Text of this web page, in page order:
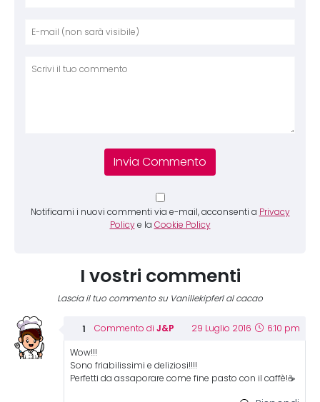
Notificami i nuovi commenti via e-mail, acconsenti a Privacy
Policy e la Cookie Policy
I vostri commenti
Lascia il tuo commento su Vanillekipferl al cacao
Commento di J&P 29 Luglio 2016 6:10 pm
Wow!!!
Sono friabilissimi e deliziosi!!!!
Perfetti da assaporare come fine pasto con il caffè!☕